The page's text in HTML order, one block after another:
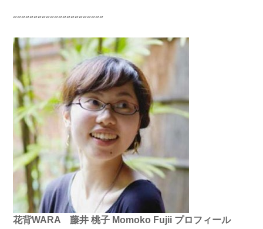
▱▱▱▱▱▱▱▱▱▱▱▱▱▱▱▱▱▱▱▱▱▱
花背WARA 藤井 桃子 Momoko Fujii プロフィール